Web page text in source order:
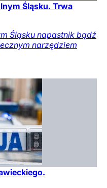
Śląsku. Trwa
Śląsku napastnik bądź
narzędziem